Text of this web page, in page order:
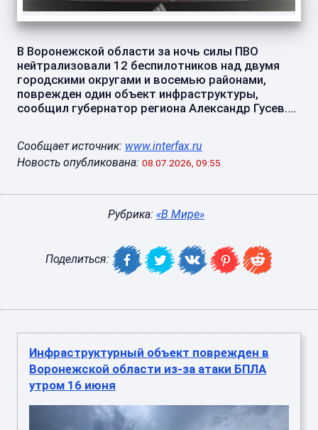
В Воронежской области за ночь силы ПВО
нейтрализовали 12 беспилотников над двумя
городскими округами и восемью районами,
поврежден один объект инфраструктуры,
сообщил губернатор региона Александр Гусев....
Сообщает источник: www.interfax.ru
Новость опубликована: 08.07.2026, 09:55
Рубрика: «В Мире»
Поделиться:
Инфраструктурный объект поврежден в
Воронежской области из-за атаки БПЛА
утром 16 июня